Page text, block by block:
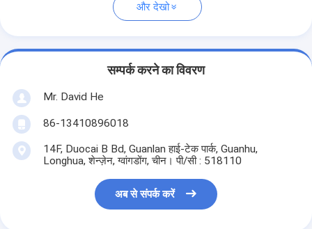
और देखो
सम्पर्क करने का विवरण
Mr. David He
86-13410896018
14F, Duocai B Bd, Guanlan हाई-टेक पार्क, Guanhu,
Longhua, शेन्ज़ेन, ग्वांगडोंग, चीन। पी/सी : 518110
अब से संपर्क करें